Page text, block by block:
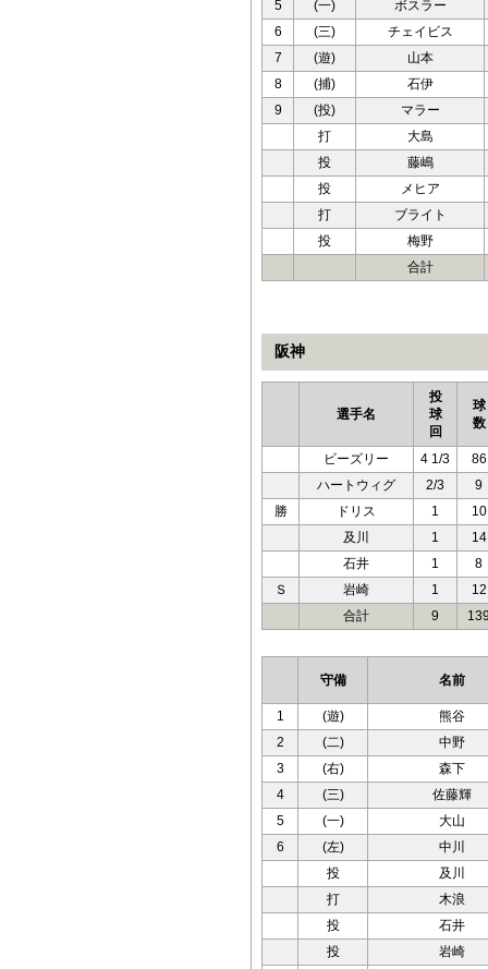
5
(一)
ボスラー
6
(三)
チェイビス
7
(遊)
山本
8
(捕)
石伊
9
(投)
マラー
打
大島
投
藤嶋
投
メヒア
打
ブライト
投
梅野
合計
阪神
選手名
投
球
回
球
数
ビーズリー 4 1/3
86
ハートウィグ
2/3
9
勝
ドリス 1
10
及川
1
14
石井
1
8
Ｓ
岩崎 1
12
合計
9
守備 名前
1 (遊)
熊谷
2
(二)
中野
3
(右)
森下
4
(三)
佐藤輝
5
(一)
大山
6
(左)
中川
投
及川
打
木浪
投
石井
投
岩崎